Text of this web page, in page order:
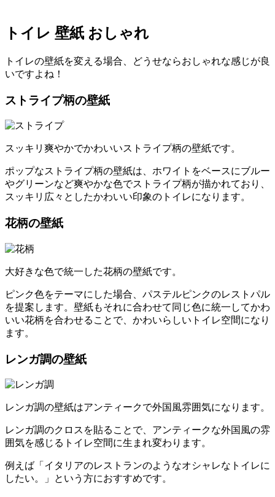
トイレ 壁紙 おしゃれ
トイレの壁紙を変える場合、どうせならおしゃれな感じが良
いですよね！
ストライプ柄の壁紙
スッキリ爽やかでかわいいストライプ柄の壁紙です。
ポップなストライプ柄の壁紙は、ホワイトをベースにブルー
やグリーンなど爽やかな色でストライプ柄が描かれており、
スッキリ広々としたかわいい印象のトイレになります。
花柄の壁紙
大好きな色で統一した花柄の壁紙です。
ピンク色をテーマにした場合、パステルピンクのレストパル
を提案します。壁紙もそれに合わせて同じ色に統一してかわ
いい花柄を合わせることで、かわいらしいトイレ空間になり
ます。
レンガ調の壁紙
レンガ調の壁紙はアンティークで外国風雰囲気になります。
レンガ調のクロスを貼ることで、アンティークな外国風の雰
囲気を感じるトイレ空間に生まれ変わります。
例えば「イタリアのレストランのようなオシャレなトイレに
したい。」という方におすすめです。